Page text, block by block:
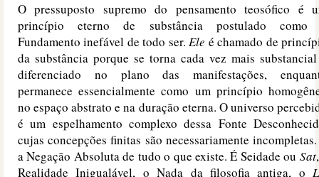
O pressuposto supremo do pensamento teosófico é
princípio eterno de substância postulado como
Fundamento inefável de todo ser.Ele é chamado de
da substância porque se torna cada vez mais
diferenciado no plano das manifestações,
permanece essencialmente como um princípio
no espaço abstrato e na duração eterna. O universo
é um espelhamento complexo dessa Fonte
cujas concepções finitas são necessariamente
a Negação Absoluta de tudo o que existe. É Seidade ou Sat
Realidade Inigualável, o Nada da filosofia antiga, o